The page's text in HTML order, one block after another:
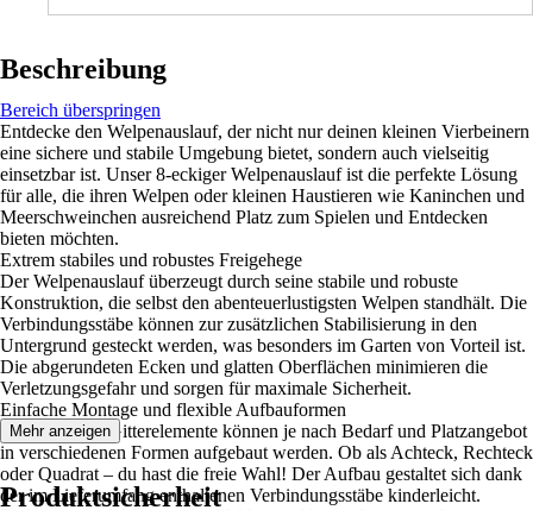
Beschreibung
Bereich überspringen
Entdecke den Welpenauslauf, der nicht nur deinen kleinen Vierbeinern
eine sichere und stabile Umgebung bietet, sondern auch vielseitig
einsetzbar ist. Unser 8-eckiger Welpenauslauf ist die perfekte Lösung
für alle, die ihren Welpen oder kleinen Haustieren wie Kaninchen und
Meerschweinchen ausreichend Platz zum Spielen und Entdecken
bieten möchten.
Extrem stabiles und robustes Freigehege
Der Welpenauslauf überzeugt durch seine stabile und robuste
Konstruktion, die selbst den abenteuerlustigsten Welpen standhält. Die
Verbindungsstäbe können zur zusätzlichen Stabilisierung in den
Untergrund gesteckt werden, was besonders im Garten von Vorteil ist.
Die abgerundeten Ecken und glatten Oberflächen minimieren die
Verletzungsgefahr und sorgen für maximale Sicherheit.
Einfache Montage und flexible Aufbauformen
Die einzelnen Gitterelemente können je nach Bedarf und Platzangebot
in verschiedenen Formen aufgebaut werden. Ob als Achteck, Rechteck
oder Quadrat – du hast die freie Wahl! Der Aufbau gestaltet sich dank
der im Lieferumfang enthaltenen Verbindungsstäbe kinderleicht.
Mehr anzeigen
Produktsicherheit